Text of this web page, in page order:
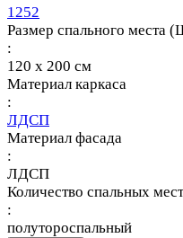
1252
Размер спального места
:
120 х 200 см
Материал каркаса
:
ЛДСП
Материал фасада
:
ЛДСП
Количество спальных мест
:
полутороспальный